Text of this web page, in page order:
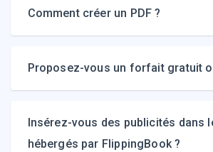
Comment créer un PDF ?
Proposez-vous un forfait gratuit
Insérez-vous des publicités dans
hébergés par FlippingBook ?